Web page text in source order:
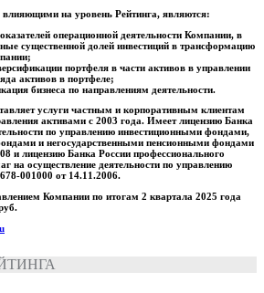
на уровень Рейтинга, являются:
операционной деятельности Компании, в
существенной долей инвестиций в трансформацию
портфеля в части активов в управлении
активов в портфеле;
бизнеса по направлениям деятельности.
услуги частным и корпоративным клиентам
активами с 2003 года. Имеет лицензию Банка
по управлению инвестиционными фондами,
и негосударственными пенсионными фондами
и лицензию Банка России профессионального
на осуществление деятельности по управлению
001000 от 14.11.2006.
Компании по итогам 2 квартала 2025 года